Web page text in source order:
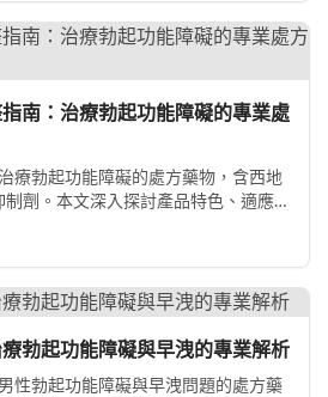
南：治療勃起功能障礙的專業處
療勃起功能障礙的處方藥物，含西地
制劑。本文深入探討產品特色、適應
勃起功能障礙與早洩的專業解析
性勃起功能障礙與早洩問題的處方藥